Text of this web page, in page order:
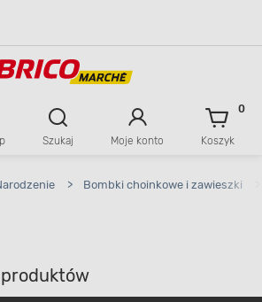
zawartości
Szukaj Moje konto Koszyk
0
> Bombki choinkowe i zawieszki